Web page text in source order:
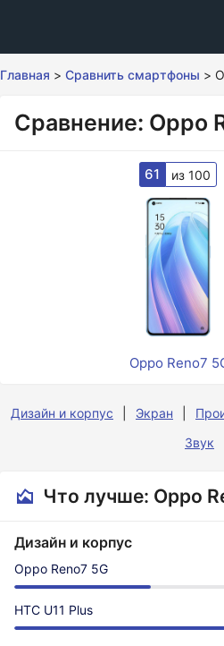
Главная > Сравнить смартфоны >
Сравнение: Oppo
61 из 100
Oppo Reno7
Дизайн и корпус Экран
Звук
Что лучше: Oppo
Дизайн и корпус
Oppo Reno7 5G
HTC U11 Plus